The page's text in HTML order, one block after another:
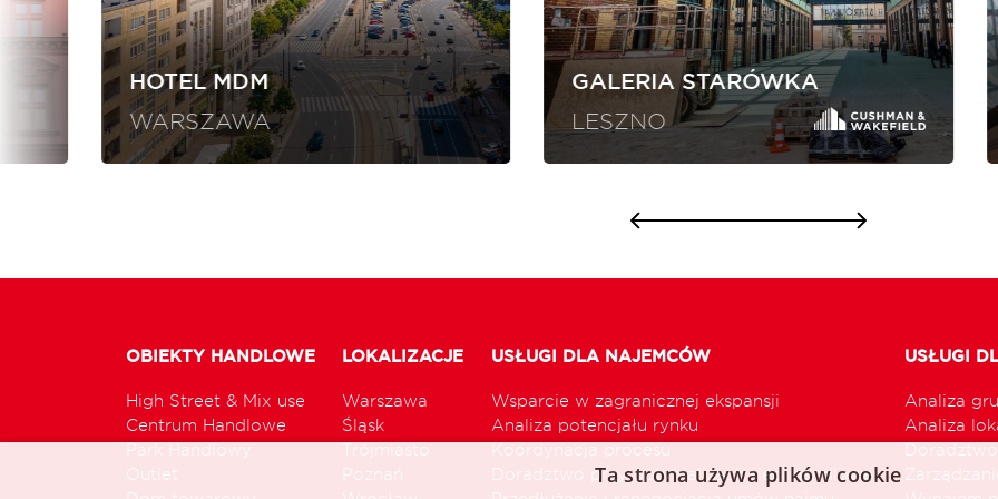
HOTEL MDM
WARSZAWA
GALERIA STARÓWKA
LESZNO
OBIEKTY HANDLOWE
High Street & Mix use
Centrum Handlowe
Park Handlowy
Outlet
LOKALIZACJE
Warszawa
Śląsk
Trójmiasto
Poznań
USŁUGI DLA NAJEMCÓW
Wsparcie w zagranicznej ekspansji
Analiza potencjału rynku
Koordynacja procesu
Doradztwo przy optymalizacji sieci handlowej
USŁUGI
Analiza
Analiza
Ta strona używa plików cookie